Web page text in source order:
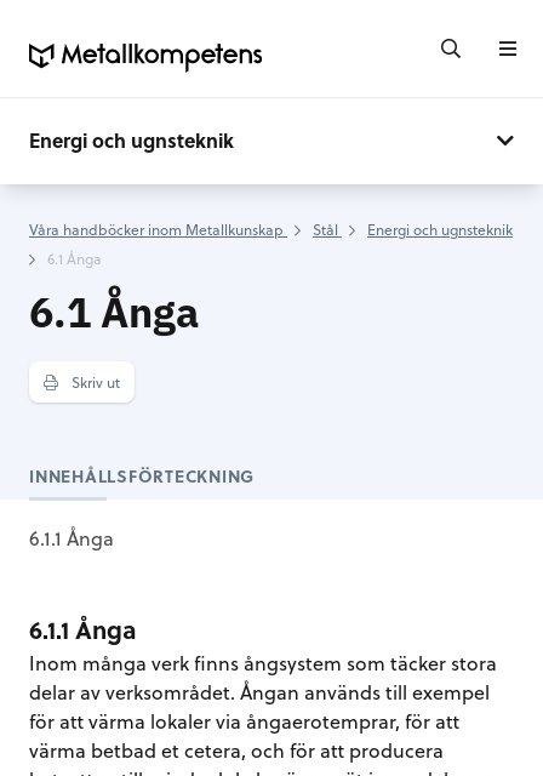
Energi och ugnsteknik
Våra handböcker inom Metallkunskap Stål
Energi och ugnsteknik
6.1 Ånga
6.1 Ånga
Skriv ut
INNEHÅLLSFÖRTECKNING
6.1.1 Ånga
6.1.1 Ånga
Inom många verk finns ångsystem som täcker stora
delar av verksområdet. Ångan används till exempel
för att värma lokaler via ångaerotemprar, för att
värma betbad et cetera, och för att producera